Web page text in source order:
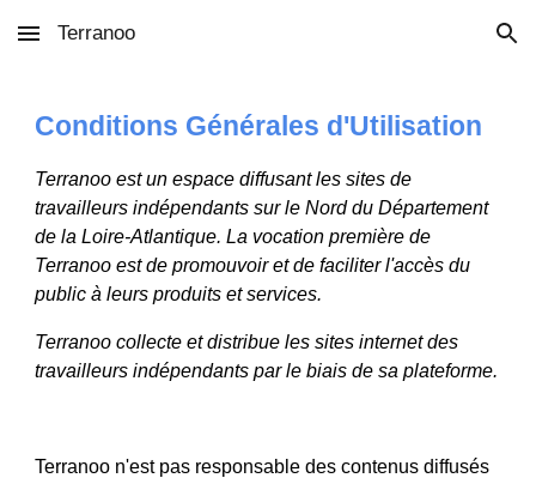
Skip to main content Skip to navigation
Terranoo
Conditions Générales d'Utilisation
Terranoo est un espace diffusant les sites de
travailleurs indépendants sur le Nord du Département
de la Loire-Atlantique. La vocation première de
Terranoo est de promouvoir et de faciliter l'accès du
public à leurs produits et services.
Terranoo collecte et distribue les sites internet des
travailleurs indépendants par le biais de sa plateforme.
Terranoo n'est pas responsable des contenus diffusés